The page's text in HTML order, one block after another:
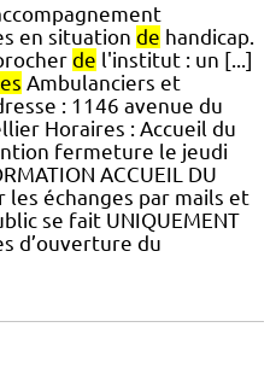
en situation de handicap.
de l'institut : un [...]
Ambulanciers et
: 1146 avenue du
Horaires : Accueil du
fermeture le jeudi
ACCUEIL DU
les échanges par mails et
se fait UNIQUEMENT
d’ouverture du